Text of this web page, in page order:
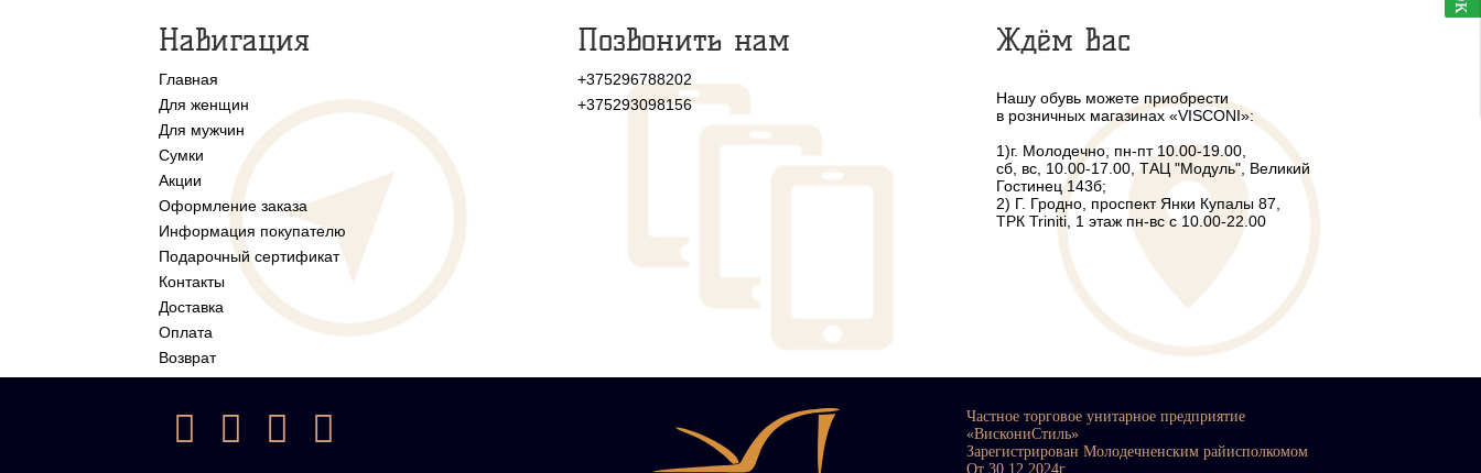
Навигация
Главная
Для женщин
Для мужчин
Сумки
Акции
Оформление заказа
Информация покупателю
Подарочный сертификат
Контакты
Доставка
Оплата
Возврат
Позвонить нам
+375296788202
+375293098156
Ждём Вас
Нашу обувь можете приобрести
в розничных магазинах «VISCONI»:
1)г. Молодечно, пн-пт 10.00-19.00,
сб, вс, 10.00-17.00, ТАЦ "Модуль", Великий
Гостинец 143б;
2) Г. Гродно, проспект Янки Купалы 87,
ТРК Triniti, 1 этаж пн-вс с 10.00-22.00
Частное торговое унитарное предприятие
«ВискониСтиль»
Зарегистрирован Молодечненским райисполкомом
От 30.12.2024г